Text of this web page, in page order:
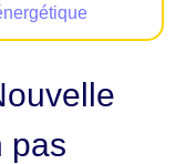
pas